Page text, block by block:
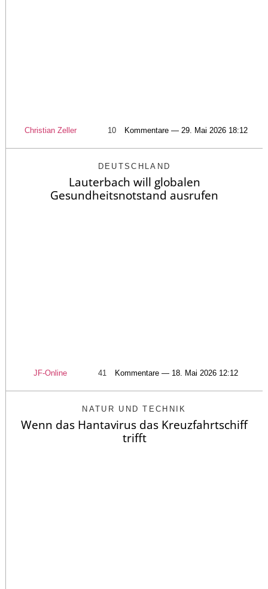
Christian Zeller 10 Kommentare — 29. Mai 2026 18:12
DEUTSCHLAND
Lauterbach will globalen
Gesundheitsnotstand ausrufen
JF-Online 41 Kommentare — 18. Mai 2026 12:12
NATUR UND TECHNIK
Wenn das Hantavirus das Kreuzfahrtschiff
trifft